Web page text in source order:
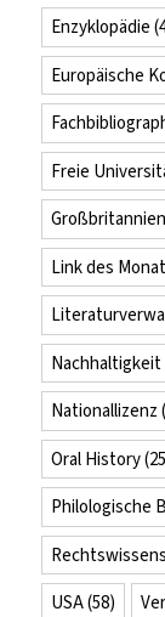
Enzyklopädie
Europäische
Freie
Großbritannien
Link des
Nachhaltigkeit
Nationallizenz
Oral History
Philologische
USA(58)